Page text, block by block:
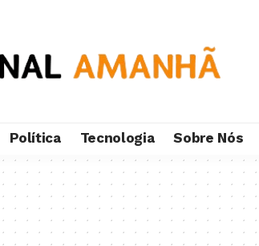
Política Tecnologia Sobre Nós